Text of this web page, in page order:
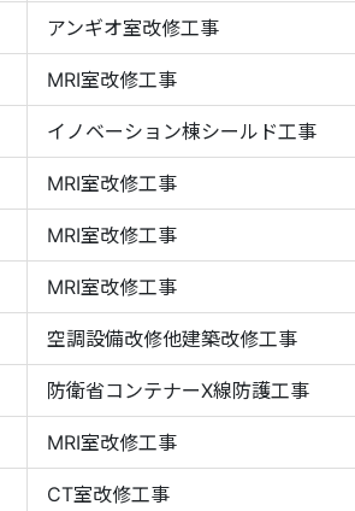
アンギオ室改修工事
MRI室改修工事
イノベーション棟シールド工事
MRI室改修工事
MRI室改修工事
MRI室改修工事
空調設備改修他建築改修工事
防衛省コンテナーX線防護工事
MRI室改修工事
CT室改修工事